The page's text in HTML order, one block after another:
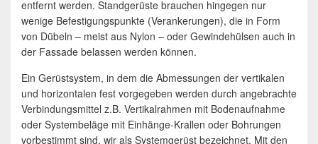
entfernt werden. Standgerüste brauchen hingegen nur
wenige Befestigungspunkte (Verankerungen), die in Form
von Dübeln – meist aus Nylon – oder Gewindehülsen auch in
der Fassade belassen werden können.
Ein Gerüstsystem, in dem die Abmessungen der vertikalen
und horizontalen fest vorgegeben werden durch angebrachte
Verbindungsmittel z.B. Vertikalrahmen mit Bodenaufnahme
oder Systembeläge mit Einhänge-Krallen oder Bohrungen
vorbestimmt sind, wir als Systemgerüst bezeichnet. Mit den